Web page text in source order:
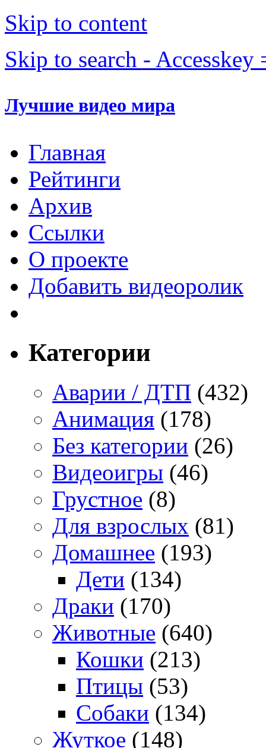
Skip to content
Skip to search - Accesskey
Лучшие видео мира
Главная
Рейтинги
Архив
Ссылки
О проекте
Добавить видеоролик
Категории
Аварии / ДТП (432)
Анимация (178)
Без категории (26)
Видеоигры (46)
Грустное (8)
Для взрослых (81)
Домашнее (193)
Дети (134)
Драки (170)
Животные (640)
Кошки (213)
Птицы (53)
Собаки (134)
Жуткое (148)